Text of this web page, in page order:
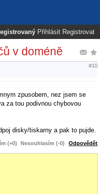
Přihlásit Registrovat
v doméně
#10
zpusobem, nez jsem se
za tou podivnou chybovou
disky/tiskarny a pak to pujde.
(+0) Nesouhlasím (-0) Odpovědět